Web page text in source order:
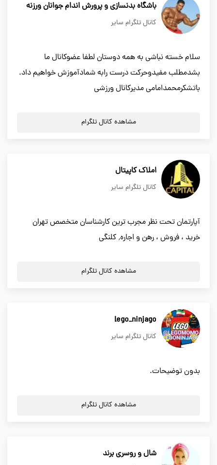
باشگاه بدنسازی و پرورش اندام جوانان ورزنه
کانال تلگرام سایر
سلام خسته نباشی به همه دوستان لطفا عضوکانال ما
بشدمطلب مفیدوحرکت درست رابه شمادآموزش خواهیم داد.
باتشکرمحمدامامی مدیرکانال ورزشی
مشاهده کانال تلگرام
املاک کاپیتال
کانال تلگرام سایر
آپارتمان تحت نظر مجرب ترین کارشناسان متخصص تهران
خرید ، فروش ، رهن و اجاره٬ کلنگی
مشاهده کانال تلگرام
lego_ninjago
کانال تلگرام سایر
بدون توضیحات.
مشاهده کانال تلگرام
شال و روسری برند